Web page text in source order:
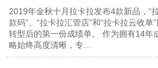
2019年金秋十月拉卡拉发布4款新品，“
款码”、“拉卡拉汇管店”和“拉卡拉云收
转型后的第一份成绩单。 作为拥有14年
略始终高度清晰，专...